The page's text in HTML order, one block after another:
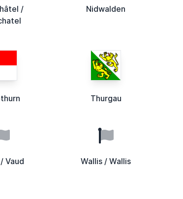
/
Nidwalden
Thurgau
Vaud
Wallis / Wallis